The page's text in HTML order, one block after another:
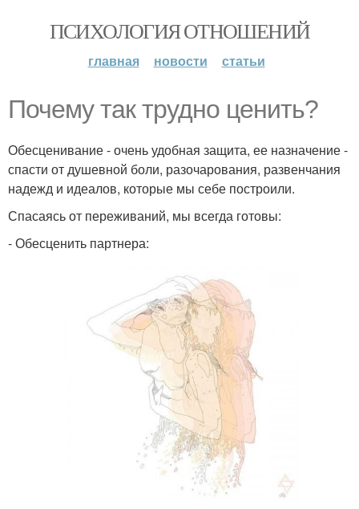
ПСИХОЛОГИЯ ОТНОШЕНИЙ
главная новости статьи
Почему так трудно ценить?
Обесценивание - очень удобная защита, ее назначение -
спасти от душевной боли, разочарования, развенчания
надежд и идеалов, которые мы себе построили.
Спасаясь от переживаний, мы всегда готовы:
- Обесценить партнера: